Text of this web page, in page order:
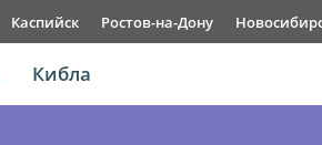
Каспийск Ростов-на-Дону
Кибла